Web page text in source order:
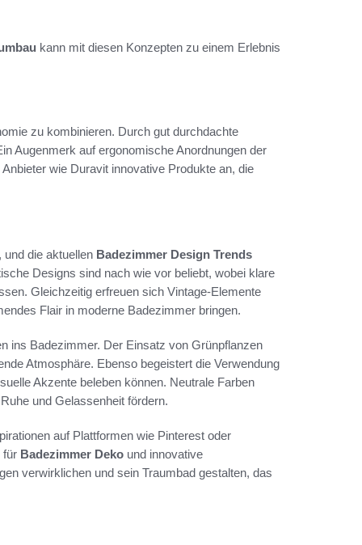
kann mit diesen Konzepten zu einem Erlebnis
zu kombinieren. Durch gut durchdachte
Augenmerk auf ergonomische Anordnungen der
wie Duravit innovative Produkte an, die
die aktuellen Badezimmer Design Trends
Designs sind nach wie vor beliebt, wobei klare
Gleichzeitig erfreuen sich Vintage-Elemente
Flair in moderne Badezimmer bringen.
ins Badezimmer. Der Einsatz von Grünpflanzen
Atmosphäre. Ebenso begeistert die Verwendung
Akzente beleben können. Neutrale Farben
und Gelassenheit fördern.
auf Plattformen wie Pinterest oder
für Badezimmer Deko und innovative
verwirklichen und sein Traumbad gestalten, das